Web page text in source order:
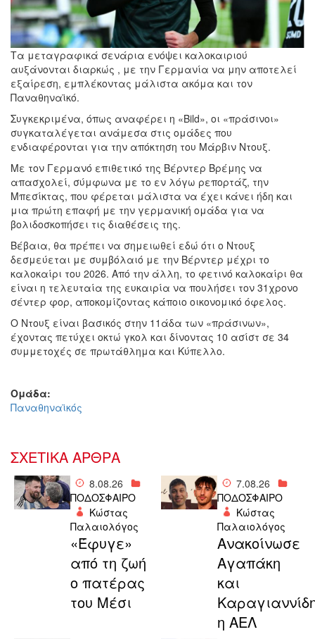
Τα μεταγραφικά σενάρια ενόψει καλοκαιριού
αυξάνονται διαρκώς , με την Γερμανία να μην αποτελεί
εξαίρεση, εμπλέκοντας μάλιστα ακόμα και τον
Παναθηναϊκό.
Συγκεκριμένα, όπως αναφέρει η «Bild», οι «πράσινοι»
συγκαταλέγεται ανάμεσα στις ομάδες που
ενδιαφέρονται για την απόκτηση του Μάρβιν Ντουξ.
Με τον Γερμανό επιθετικό της Βέρντερ Βρέμης να
απασχολεί, σύμφωνα με το εν λόγω ρεπορτάζ, την
Μπεσίκτας, που φέρεται μάλιστα να έχει κάνει ήδη και
μια πρώτη επαφή με την γερμανική ομάδα για να
βολιδοσκοπήσει τις διαθέσεις της.
Βέβαια, θα πρέπει να σημειωθεί εδώ ότι ο Ντουξ
δεσμεύεται με συμβόλαιό με την Βέρντερ μέχρι το
καλοκαίρι του 2026. Από την άλλη, το φετινό καλοκαίρι θα
είναι η τελευταία της ευκαιρία να πουλήσει τον 31χρονο
σέντερ φορ, αποκομίζοντας κάποιο οικονομικό όφελος.
Ο Ντουξ είναι βασικός στην 11άδα των «πράσινων»,
έχοντας πετύχει οκτώ γκολ και δίνοντας 10 ασίστ σε 34
συμμετοχές σε πρωτάθλημα και Κύπελλο.
Ομάδα:
Παναθηναϊκός
ΣΧΕΤΙΚΑ ΑΡΘΡΑ
8.08.26
ΠΟΔΟΣΦΑΙΡΟ
Κώστας
Παλαιολόγος
«Έφυγε»
από τη ζωή
ο πατέρας
του Μέσι
7.08.26
ΠΟΔΟΣΦΑΙΡΟ
Κώστας
Παλαιολόγος
Aνακοίνωσε
Αγαπάκη
και
η ΑΕΛ